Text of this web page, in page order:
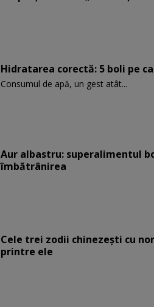
Hidratarea corectă: 5 boli pe
Consumul de apă, un gest atât...
Aur albastru: superalimentul
îmbătrânirea
Cele trei zodii chinezești cu
printre ele